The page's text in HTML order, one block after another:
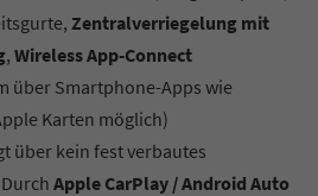
Zentralverriegelung mit
, Wireless App-Connect
über Smartphone-Apps wie
Karten möglich)
über kein fest verbautes
Apple CarPlay / Android Auto